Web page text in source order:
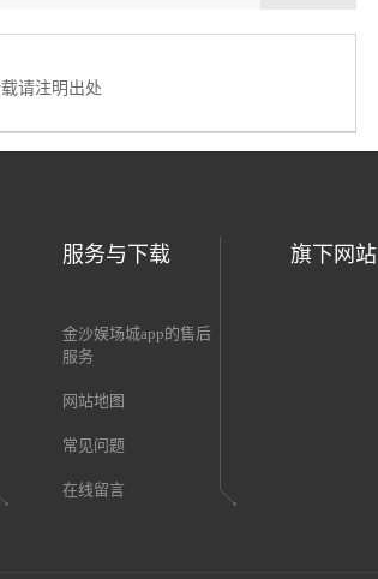
请注明出处
服务与下载
金沙娱场城app的售后
服务
网站地图
常见问题
在线留言
旗下网站